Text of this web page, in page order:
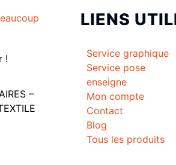
!
–
LIENS
Service graphique
Service pose
enseigne
Mon compte
Contact
Blog
Tous les produits